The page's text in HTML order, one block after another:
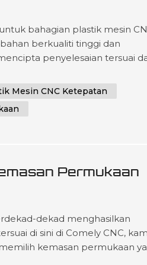
bahagian plastik mesin
berkualiti tinggi dan
penyelesaian tersuai
industri seperti automotif,
Mesin CNC Ketepatan
Permukaan
Dimesin?
dekad menghasilkan
di sini di Comely CNC,
kemasan permukaan